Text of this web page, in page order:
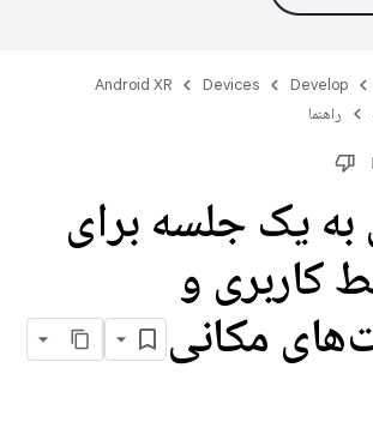
Develop
Devices
Android XR
راهنما
یک جلسه برای
کاربری و
مکانی